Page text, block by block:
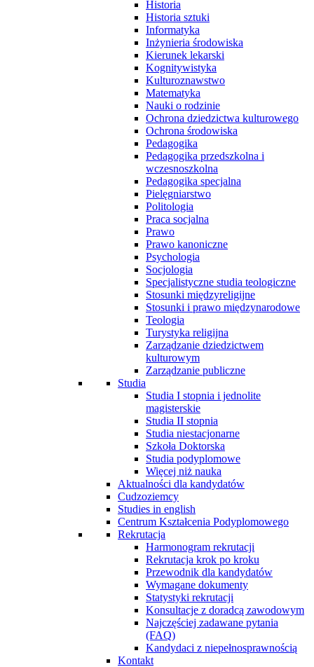
Historia
Historia sztuki
Informatyka
Inżynieria środowiska
Kierunek lekarski
Kognitywistyka
Kulturoznawstwo
Matematyka
Nauki o rodzinie
Ochrona dziedzictwa kulturowego
Ochrona środowiska
Pedagogika
Pedagogika przedszkolna i
wczesnoszkolna
Pedagogika specjalna
Pielęgniarstwo
Politologia
Praca socjalna
Prawo
Prawo kanoniczne
Psychologia
Socjologia
Specjalistyczne studia teologiczne
Stosunki międzyreligijne
Stosunki i prawo międzynarodowe
Teologia
Turystyka religijna
Zarządzanie dziedzictwem
kulturowym
Zarządzanie publiczne
Studia
Studia I stopnia i jednolite
magisterskie
Studia II stopnia
Studia niestacjonarne
Szkoła Doktorska
Studia podyplomowe
Więcej niż nauka
Aktualności dla kandydatów
Cudzoziemcy
Studies in english
Centrum Kształcenia Podyplomowego
Rekrutacja
Harmonogram rekrutacji
Rekrutacja krok po kroku
Przewodnik dla kandydatów
Wymagane dokumenty
Statystyki rekrutacji
Konsultacje z doradcą zawodowym
Najczęściej zadawane pytania
(FAQ)
Kandydaci z niepełnosprawnością
Kontakt